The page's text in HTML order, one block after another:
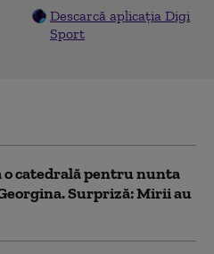
Descarcă aplicația Digi
Sport
o catedrală pentru nunta
Surpriză: Mirii au